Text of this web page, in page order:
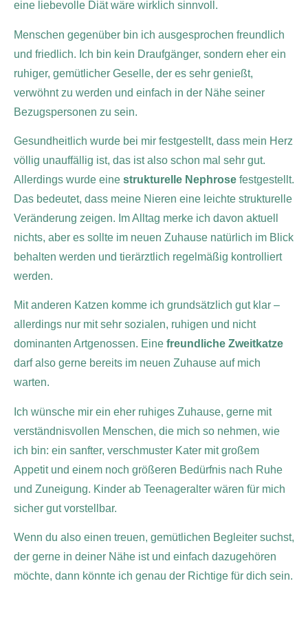
eine liebevolle Diät wäre wirklich sinnvoll.
Menschen gegenüber bin ich ausgesprochen freundlich
und friedlich. Ich bin kein Draufgänger, sondern eher ein
ruhiger, gemütlicher Geselle, der es sehr genießt,
verwöhnt zu werden und einfach in der Nähe seiner
Bezugspersonen zu sein.
Gesundheitlich wurde bei mir festgestellt, dass mein Herz
völlig unauffällig ist, das ist also schon mal sehr gut.
Allerdings wurde eine strukturelle Nephrose festgestellt.
Das bedeutet, dass meine Nieren eine leichte strukturelle
Veränderung zeigen. Im Alltag merke ich davon aktuell
nichts, aber es sollte im neuen Zuhause natürlich im Blick
behalten werden und tierärztlich regelmäßig kontrolliert
werden.
Mit anderen Katzen komme ich grundsätzlich gut klar –
allerdings nur mit sehr sozialen, ruhigen und nicht
dominanten Artgenossen. Eine freundliche Zweitkatze
darf also gerne bereits im neuen Zuhause auf mich
warten.
Ich wünsche mir ein eher ruhiges Zuhause, gerne mit
verständnisvollen Menschen, die mich so nehmen, wie
ich bin: ein sanfter, verschmuster Kater mit großem
Appetit und einem noch größeren Bedürfnis nach Ruhe
und Zuneigung. Kinder ab Teenageralter wären für mich
sicher gut vorstellbar.
Wenn du also einen treuen, gemütlichen Begleiter suchst,
der gerne in deiner Nähe ist und einfach dazugehören
möchte, dann könnte ich genau der Richtige für dich sein.